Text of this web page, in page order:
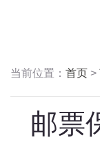
当前位置： 首页 >
邮票